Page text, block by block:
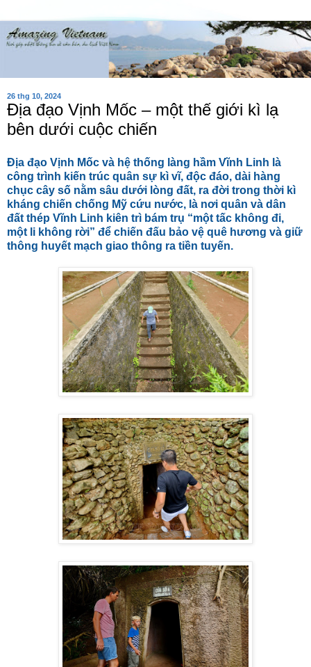
26 thg 10, 2024
Địa đạo Vịnh Mốc – một thế giới kì lạ
bên dưới cuộc chiến
Địa đạo Vịnh Mốc và hệ thống làng hầm Vĩnh Linh là
công trình kiến trúc quân sự kì vĩ, độc đáo, dài hàng
chục cây số nằm sâu dưới lòng đất, ra đời trong thời kì
kháng chiến chống Mỹ cứu nước, là nơi quân và dân
đất thép Vĩnh Linh kiên trì bám trụ “một tấc không đi,
một li không rời” để chiến đấu bảo vệ quê hương và giữ
thông huyết mạch giao thông ra tiền tuyến.